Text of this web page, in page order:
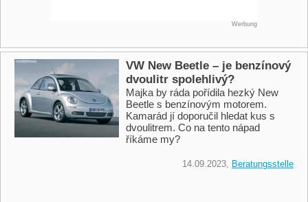
Werbung
VW New Beetle – je benzínový
dvoulitr spolehlivý?
Majka by ráda pořídila hezký New
Beetle s benzínovým motorem.
Kamarád jí doporučil hledat kus s
dvoulitrem. Co na tento nápad
říkáme my?
14.09.2023, Beratungsstelle